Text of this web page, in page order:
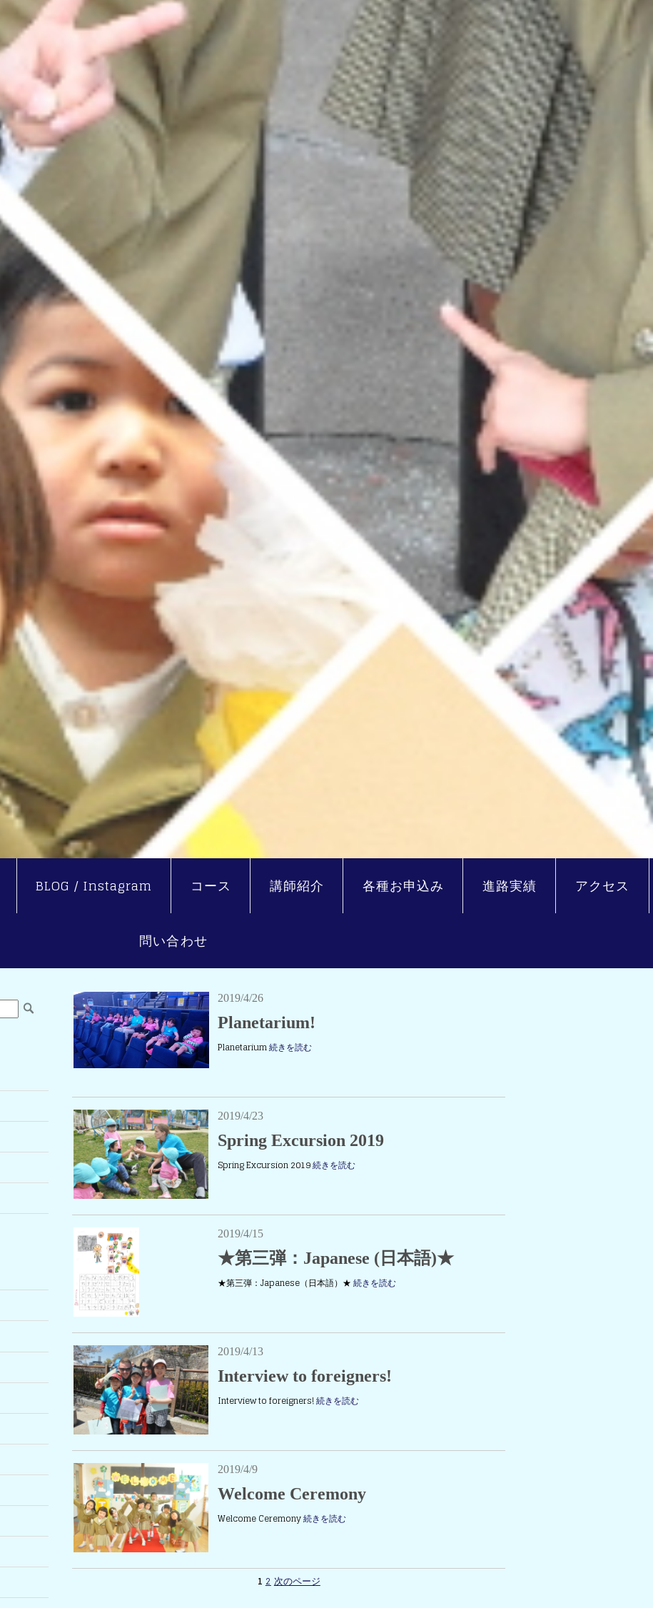
BLOG / Instagram コース 講師紹介 各種お申込み 進路実績 アクセス
問い合わせ
2019/4/26
Planetarium!
Planetarium続きを読む
2019/4/23
Spring Excursion 2019
Spring Excursion 2019続きを読む
2019/4/15
★第三弾：Japanese (日本語)★
★第三弾：Japanese（日本語）★続きを読む
2019/4/13
Interview to foreigners!
Interview to foreigners!続きを読む
2019/4/9
Welcome Ceremony
Welcome Ceremony続きを読む
1 2次のページ